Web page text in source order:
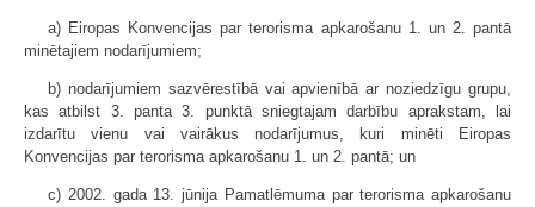
a) Eiropas Konvencijas par terorisma apkarošanu 1. un 2. pantā
minētajiem nodarījumiem;
b) nodarījumiem sazvērestībā vai apvienībā ar noziedzīgu grupu,
kas atbilst 3. panta 3. punktā sniegtajam darbību aprakstam, lai
izdarītu vienu vai vairākus nodarījumus, kuri minēti Eiropas
Konvencijas par terorisma apkarošanu 1. un 2. pantā; un
c) 2002. gada 13. jūnija Pamatlēmuma par terorisma apkarošanu